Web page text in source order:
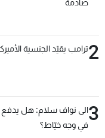
صادمة
2ترامب يقيّد الجنسية
3الى نواف سلام: هل يدفع
في وجه خيّاط؟